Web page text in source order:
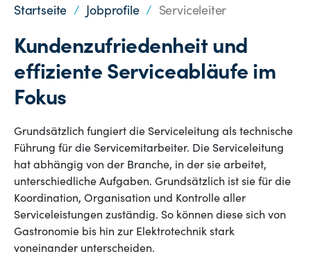
Startseite / Jobprofile/ Serviceleiter
Kundenzufriedenheit und
effiziente Serviceabläufe im
Fokus
Grundsätzlich fungiert die Serviceleitung als technische
Führung für die Servicemitarbeiter. Die Serviceleitung
hat abhängig von der Branche, in der sie arbeitet,
unterschiedliche Aufgaben. Grundsätzlich ist sie für die
Koordination, Organisation und Kontrolle aller
Serviceleistungen zuständig. So können diese sich von
Gastronomie bis hin zur Elektrotechnik stark
voneinander unterscheiden.